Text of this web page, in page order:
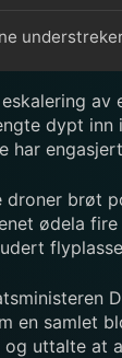
dypt inn
har
droner brøt
ødela
en samlet
og uttalte at